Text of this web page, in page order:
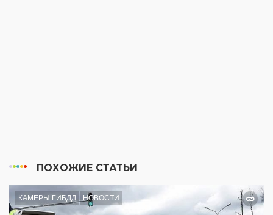
ПОХОЖИЕ СТАТЬИ
КАМЕРЫ ГИБДД НОВОСТИ